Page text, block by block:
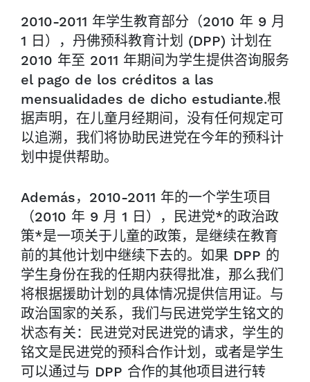
2010-2011 年学生教育部分（2010 年 9 月
1 日），丹佛预科教育计划 (DPP) 计划在
2010 年至 2011 年期间为学生提供咨询服务
el pago de los créditos a las
mensualidades de dicho estudiante.根
据声明，在儿童月经期间，没有任何规定可
以追溯，我们将协助民进党在今年的预科计
划中提供帮助。
Además，2010-2011 年的一个学生项目
（2010 年 9 月 1 日），民进党*的政治政
策*是一项关于儿童的政策，是继续在教育
前的其他计划中继续下去的。如果 DPP 的
学生身份在我的任期内获得批准，那么我们
将根据援助计划的具体情况提供信用证。与
政治国家的关系，我们与民进党学生铭文的
状态有关：民进党对民进党的请求，学生的
铭文是民进党的预科合作计划，或者是学生
可以通过与 DPP 合作的其他项目进行转